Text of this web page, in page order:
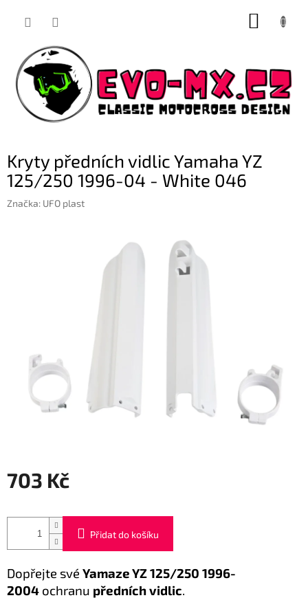
Kryty předních vidlic Yamaha YZ
125/250 1996-04 - White 046
Značka: UFO plast
703 Kč
cena:
Přidat do košíku
Dopřejte své Yamaze YZ125/250 1996-
2004 ochranu předních vidlic.